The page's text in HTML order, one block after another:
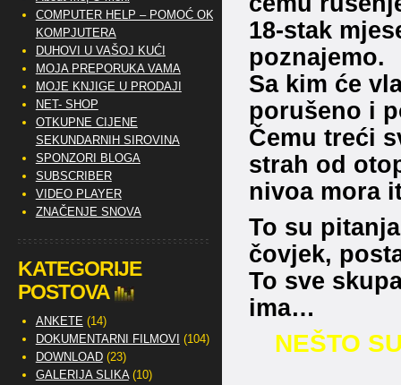
18-stak
poznajemo.
Sa kim će
porušeno i
Čemu treći
strah od
nivoa mora
To su
čovjek,
To sve
ima…
NEŠTO
COMPUTER HELP – POMOĆ OKO
KOMPJUTERA
DUHOVI U VAŠOJ KUĆI
MOJA PREPORUKA VAMA
MOJE KNJIGE U PRODAJI
NET- SHOP
OTKUPNE CIJENE
SEKUNDARNIH SIROVINA
SPONZORI BLOGA
SUBSCRIBER
VIDEO PLAYER
ZNAČENJE SNOVA
KATEGORIJE
POSTOVA
ANKETE (14)
DOKUMENTARNI FILMOVI (104)
DOWNLOAD(23)
GALERIJA SLIKA(10)